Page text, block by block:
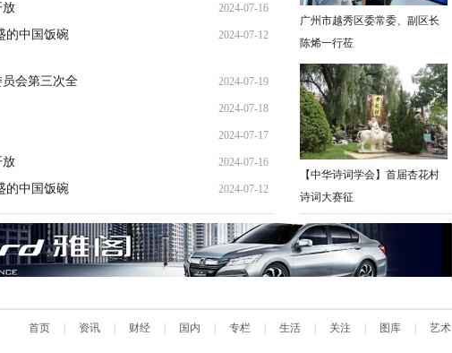
09:28:35
放 2024-07-16
17:11:57
的中国饭碗 2024-07-12
会第三次全 2024-07-19
12:09:36
2024-07-18
11:26:51
2024-07-17
09:28:35
放 2024-07-16
17:11:57
的中国饭碗 2024-07-12
08:55:20
广州市越秀区委常委、副区长
陈烯一行莅
【中华诗词学会】首届杏花村
诗词大赛征
首页 资讯 财经 国内 专栏 生活 关注 图库 艺术